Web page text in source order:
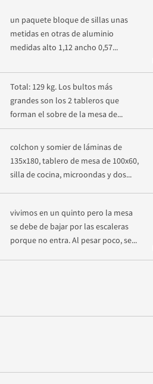
un paquete bloque de sillas unas
metidas en otras de aluminio
medidas alto 1,12 ancho 0,57...
Total: 129 kg. Los bultos más
grandes son los 2 tableros que
forman el sobre de la mesa de...
colchon y somier de láminas de
135x180, tablero de mesa de 100x60,
silla de cocina, microondas y dos...
vivimos en un quinto pero la mesa
se debe de bajar por las escaleras
porque no entra. Al pesar poco, se...